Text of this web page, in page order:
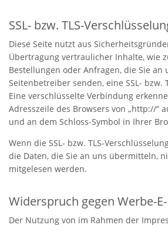
SSL- bzw. TLS-
Diese Seite nutzt aus
Übertragung vertraulicher Inhalte, wie
Bestellungen oder Anfragen, die Sie an
Seitenbetreiber senden, eine SSL- bzw.
Eine verschlüsselte Verbindung
Adresszeile des Browsers von „http://“
und an dem Schloss-Symbol in Ihrer
Wenn die SSL- bzw. TLS-
die Daten, die Sie an uns übermitteln,
mitgelesen werden.
Widerspruch gegen Werbe-
Der Nutzung von im Rahmen der